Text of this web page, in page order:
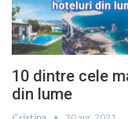
10 dintre cele
din lume